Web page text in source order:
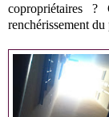
copropriétaires
renchérissement